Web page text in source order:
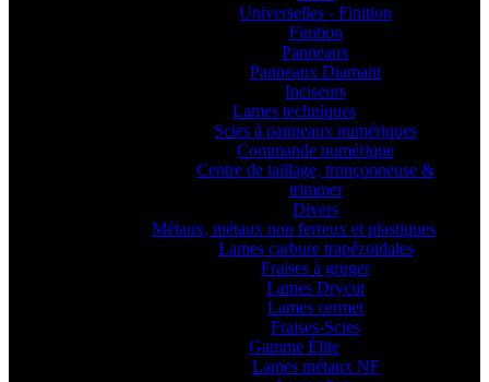
Universelles - Finition
Finition
Panneaux
Panneaux Diamant
Inciseurs
Lames techniques
Scies à panneaux numériques
Commande numérique
Centre de taillage, tronçonneuse &
trimmer
Divers
Métaux, métaux non ferreux et plastiques
Lames carbure trapézoïdales
Fraises à gruger
Lames Drycut
Lames cermet
Fraises-Scies
Gamme Élite
Lames métaux NF